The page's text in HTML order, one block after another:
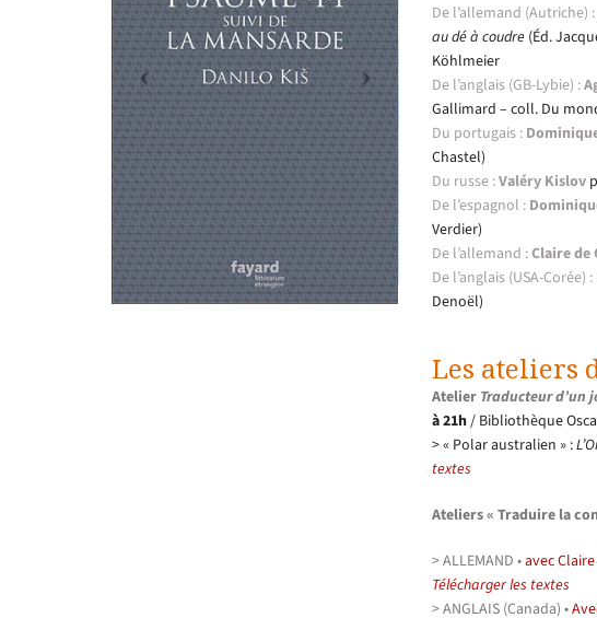
De l’allemand (Autriche) :
au dé à coudre(Éd.
Köhlmeier
De l’anglais (GB-Lybie) :
Gallimard – coll. Du
Du portugais :
Chastel)
Du russe :Valéry Kislov
De l’espagnol :
Verdier)
De l’allemand :Claire de
De l’anglais (USA-Corée) :
Denoël)
Les ateliers
Atelier Traducteur d’un
à 21h/ Bibliothèque
> « Polar australien » :
textes
Ateliers « Traduire la
> ALLEMAND •avec
Télécharger les textes
> ANGLAIS (Canada) •